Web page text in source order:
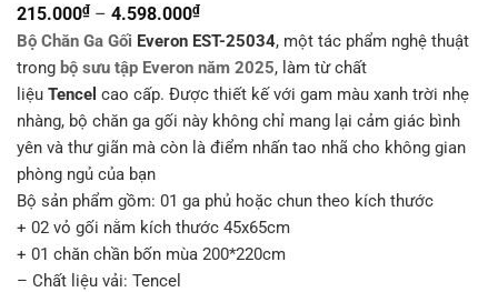
215.000₫ – 4.598.000₫Khoảng
giá:
từ
215.000₫
đến
4.598.000₫
Bộ Chăn Ga Gối Everon EST-25034, một tác phẩm nghệ thuật
trong bộ sưu tập Everon năm 2025, làm từ chất
liệu Tencel cao cấp. Được thiết kế với gam màu xanh trời nhẹ
nhàng, bộ chăn ga gối này không chỉ mang lại cảm giác bình
yên và thư giãn mà còn là điểm nhấn tao nhã cho không gian
phòng ngủ của bạn
Bộ sản phẩm gồm: 01 ga phủ hoặc chun theo kích thước
+ 02 vỏ gối nằm kích thước 45x65cm
+ 01 chăn chần bốn mùa 200*220cm
– Chất liệu vải: Tencel